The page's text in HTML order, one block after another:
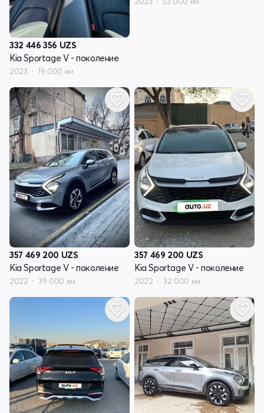
332 446 356 UZS
Kia Sportage V - поколение
2023 19 000 км
357 469 200 UZS
Kia Sportage V - поколение
2022 39 000 км
357 469 200 UZS
Kia Sportage V - поколение
2022 32 000 км